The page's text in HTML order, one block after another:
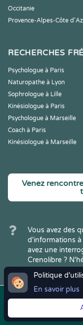
Politique
En savoir plus
Occitanie
Provence-Alpes-Côte
RECHERCHES
Psychologue à Paris
Naturopathe à Lyon
Sophrologue à Lille
Kinésiologue à Paris
Psychologue à Marseille
Coach à Paris
Kinésiologue à Marseille
Venez
Vous avez des
d'informations à
avez une
Crenolibre ?
Copyright © 2022